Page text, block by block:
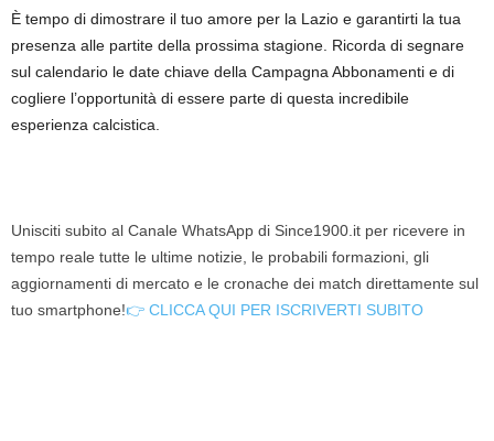
È tempo di dimostrare il tuo amore per la Lazio e garantirti la tua
presenza alle partite della prossima stagione. Ricorda di segnare
sul calendario le date chiave della Campagna Abbonamenti e di
cogliere l’opportunità di essere parte di questa incredibile
esperienza calcistica.
Unisciti subito al Canale WhatsApp di Since1900.it per ricevere in
tempo reale tutte le ultime notizie, le probabili formazioni, gli
aggiornamenti di mercato e le cronache dei match direttamente sul
tuo smartphone!👉 CLICCA QUI PER ISCRIVERTI SUBITO